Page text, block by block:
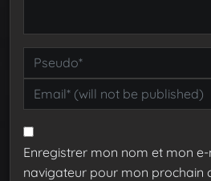
Enregistrer mon nom et mon
navigateur pour mon prochain